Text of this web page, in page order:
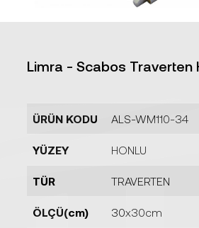
Limra - Scabos Traverten
ÜRÜN KODU ALS-WM110-34
YÜZEY HONLU
TÜR TRAVERTEN
ÖLÇÜ(cm) 30x30cm